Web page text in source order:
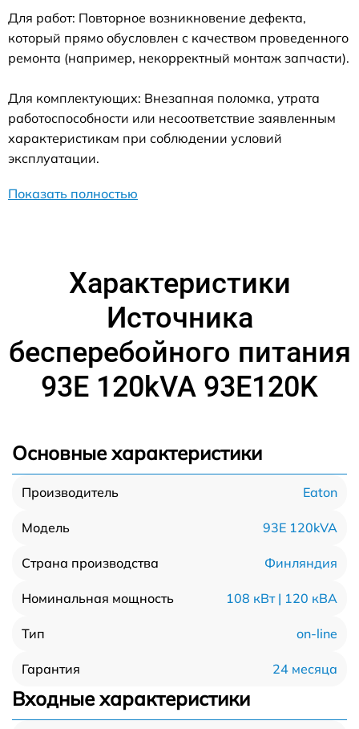
Для работ: Повторное возникновение дефекта,
который прямо обусловлен с качеством проведенного
ремонта (например, некорректный монтаж запчасти).
Для комплектующих: Внезапная поломка, утрата
работоспособности или несоответствие заявленным
характеристикам при соблюдении условий
эксплуатации.
Показать полностью
Характеристики
Источника
бесперебойного питания
93E 120kVA 93E120K
Основные характеристики
Производитель Eaton
Модель 93E 120kVA
Страна производства Финляндия
Номинальная мощность 108 кВт | 120 кВА
Тип on-line
Гарантия 24 месяца
Входные характеристики